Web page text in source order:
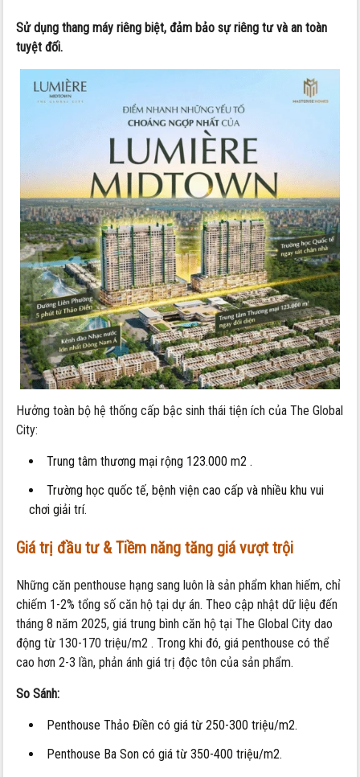
Sử dụng thang máy riêng biệt, đảm bảo sự riêng tư và an toàn
tuyệt đối.
Hưởng toàn bộ hệ thống cấp bậc sinh thái tiện ích của The Global
City:
Trung tâm thương mại rộng 123.000 m2 .
Trường học quốc tế, bệnh viện cao cấp và nhiều khu vui
chơi giải trí.
Giá trị đầu tư & Tiềm năng tăng giá vượt trội
Những căn penthouse hạng sang luôn là sản phẩm khan hiếm, chỉ
chiếm 1-2% tổng số căn hộ tại dự án. Theo cập nhật dữ liệu đến
tháng 8 năm 2025, giá trung bình căn hộ tại The Global City dao
động từ 130-170 triệu/m2 . Trong khi đó, giá penthouse có thể
cao hơn 2-3 lần, phản ánh giá trị độc tôn của sản phẩm.
So Sánh:
Penthouse Thảo Điền có giá từ 250-300 triệu/m2.
Penthouse Ba Son có giá từ 350-400 triệu/m2.